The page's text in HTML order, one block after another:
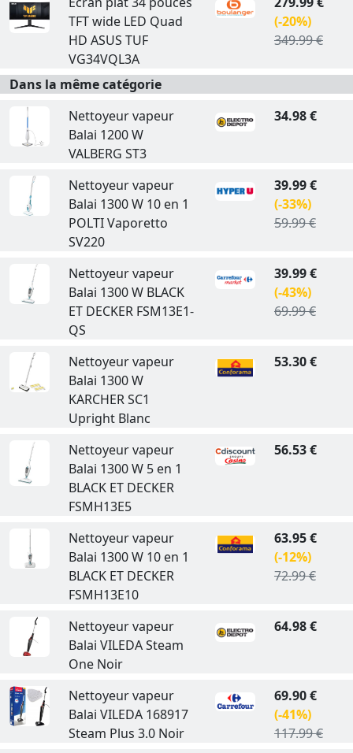
TFT wide LED Quad
HD ASUS TUF
VG34VQL3A
(-20%)
349.99 €
Dans la même catégorie
Nettoyeur vapeur
Balai 1200 W
VALBERG ST3
34.98 €
Nettoyeur vapeur
Balai 1300 W 10 en 1
POLTI Vaporetto
SV220
39.99 €
(-33%)
59.99 €
Nettoyeur vapeur
Balai 1300 W BLACK
ET DECKER FSM13E1-
QS
39.99 €
(-43%)
69.99 €
Nettoyeur vapeur
Balai 1300 W
KARCHER SC1
Upright Blanc
53.30 €
Nettoyeur vapeur
Balai 1300 W 5 en 1
BLACK ET DECKER
FSMH13E5
56.53 €
Nettoyeur vapeur
Balai 1300 W 10 en 1
BLACK ET DECKER
FSMH13E10
63.95 €
(-12%)
72.99 €
Nettoyeur vapeur
Balai VILEDA Steam
One Noir
64.98 €
Nettoyeur vapeur
Balai VILEDA 168917
Steam Plus 3.0 Noir
69.90 €
(-41%)
117.99 €